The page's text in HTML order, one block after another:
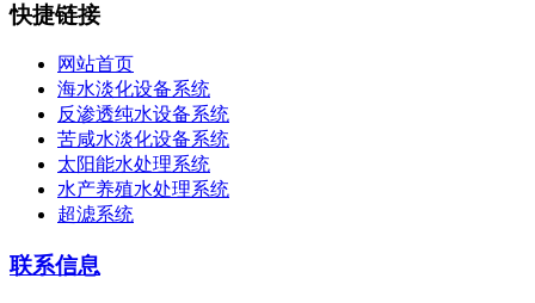
快捷链接
网站首页
海水淡化设备系统
反渗透纯水设备系统
苦咸水淡化设备系统
太阳能水处理系统
水产养殖水处理系统
超滤系统
联系信息